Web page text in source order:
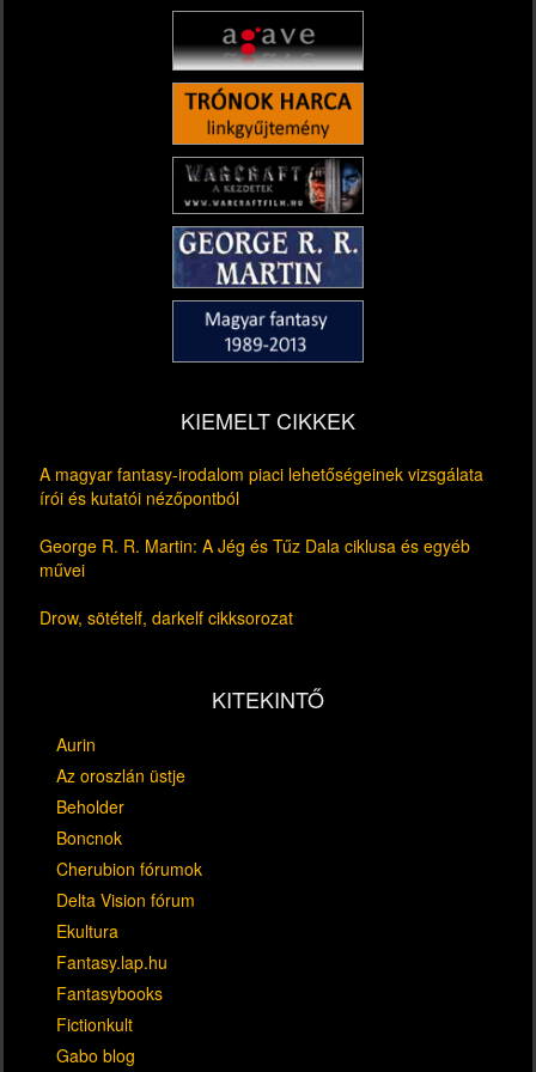
KIEMELT CIKKEK
A magyar fantasy-irodalom piaci lehetőségeinek vizsgálata
írói és kutatói nézőpontból
George R. R. Martin: A Jég és Tűz Dala ciklusa és egyéb
művei
Drow, sötételf, darkelf cikksorozat
KITEKINTŐ
Aurin
Az oroszlán üstje
Beholder
Boncnok
Cherubion fórumok
Delta Vision fórum
Ekultura
Fantasy.lap.hu
Fantasybooks
Fictionkult
Gabo blog